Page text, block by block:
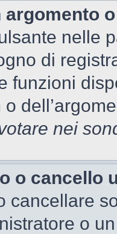
argomento
nelle
di
funzioni
nei
o cancello
cancellare
o